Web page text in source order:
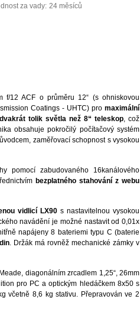
za vady: 24 měsíců
f/12 ACF o průměru 12“ (s ohniskovou
Coatings - UHTC) pro maximální
tolik světla než 8“ teleskop, což
obsahuje pokročilý počítačový systém
zaměřovací schopnost s vysokou
pomocí zabudovaného 16kanálového
bezplatného stahování z webu
vidlicí LX90 s nastavitelnou vysokou
navádění je možné nastavit od 0,01x
napájeny 8 bateriemi typu C (baterie
. Držák má rovněž mechanické zámky v
diagonálním zrcadlem 1,25“, 26mm
pro PC a optickým hledáčkem 8x50 s
včetně 8,6 kg stativu. Přepravován ve 2